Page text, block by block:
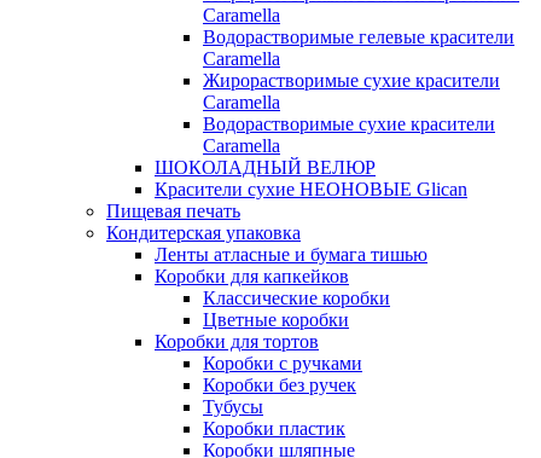
Caramella
Водорастворимые гелевые красители
Caramella
Жирорастворимые сухие красители
Caramella
Водорастворимые сухие красители
Caramella
ШОКОЛАДНЫЙ ВЕЛЮР
Красители сухие НЕОНОВЫЕ Glican
Пищевая печать
Кондитерская упаковка
Ленты атласные и бумага тишью
Коробки для капкейков
Классические коробки
Цветные коробки
Коробки для тортов
Коробки с ручками
Коробки без ручек
Тубусы
Коробки пластик
Коробки шляпные